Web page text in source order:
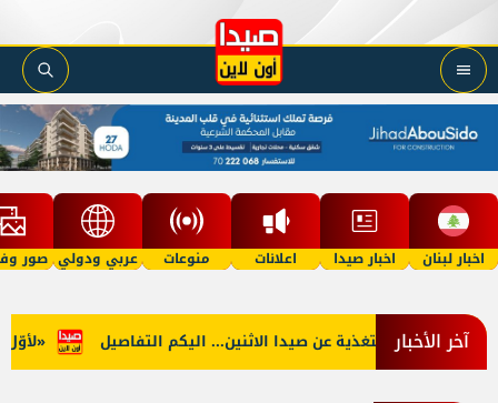
اخبار لبنان اخبار صيدا اعلانات منوعات عربي ودولي صور
آخر الأخبار «لأوّل توقف التغذية عن صيدا الاثنين... اليكم التفاصيل